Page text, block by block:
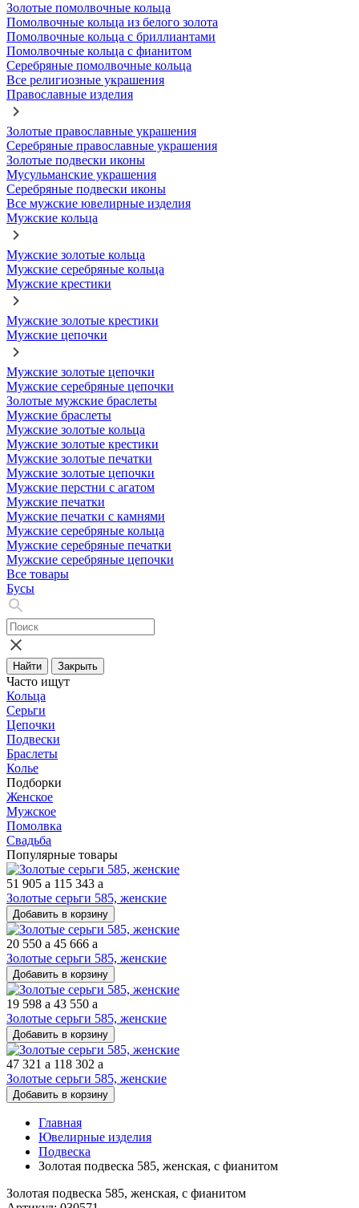
Золотые помолвочные кольца
Помолвочные кольца из белого золота
Помолвочные кольца с бриллиантами
Помолвочные кольца с фианитом
Серебряные помолвочные кольца
Все религиозные украшения
Православные изделия
Золотые православные украшения
Серебряные православные украшения
Золотые подвески иконы
Мусульманские украшения
Серебряные подвески иконы
Все мужские ювелирные изделия
Мужские кольца
Мужские золотые кольца
Мужские серебряные кольца
Мужские крестики
Мужские золотые крестики
Мужские цепочки
Мужские золотые цепочки
Мужские серебряные цепочки
Золотые мужские браслеты
Мужские браслеты
Мужские золотые кольца
Мужские золотые крестики
Мужские золотые печатки
Мужские золотые цепочки
Мужские перстни с агатом
Мужские печатки
Мужские печатки с камнями
Мужские серебряные кольца
Мужские серебряные печатки
Мужские серебряные цепочки
Все товары
Бусы
Найти Закрыть
Часто ищут
Кольца
Серьги
Цепочки
Подвески
Браслеты
Колье
Подборки
Женское
Мужское
Помолвка
Свадьба
Популярные товары
51 905 a 115 343 a
Золотые серьги 585, женские
Добавить в корзину
20 550 a 45 666 a
Золотые серьги 585, женские
Добавить в корзину
19 598 a 43 550 a
Золотые серьги 585, женские
Добавить в корзину
47 321 a 118 302 a
Золотые серьги 585, женские
Добавить в корзину
Главная
Ювелирные изделия
Подвеска
Золотая подвеска 585, женская, с фианитом
Золотая подвеска 585, женская, с фианитом